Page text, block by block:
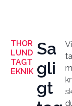
THOR
LUND
TAGT
EKNIK
Sa
gli
gt